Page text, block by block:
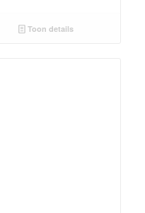
Toon details